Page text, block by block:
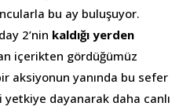
bu ay buluşuyor.
2’nin kaldığı yerden
içerikten gördüğümüz
aksiyonun yanında bu sefer
yetkiye dayanarak daha canlı